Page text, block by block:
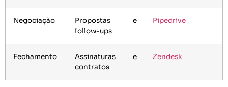
Negociação
Propostas e
follow-ups
Pipedrive
Fechamento
Assinaturas e
contratos
Zendesk